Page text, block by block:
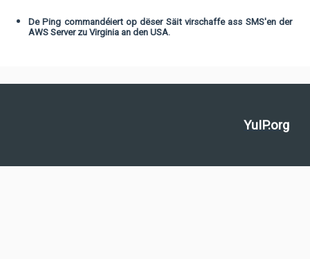
De Ping commandéiert op dëser Säit virschaffe ass SMS'en der
AWS Server zu Virginia an den USA.
YuIP.org